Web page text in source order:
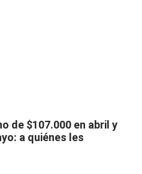
de $107.000 en abril y
a quiénes les